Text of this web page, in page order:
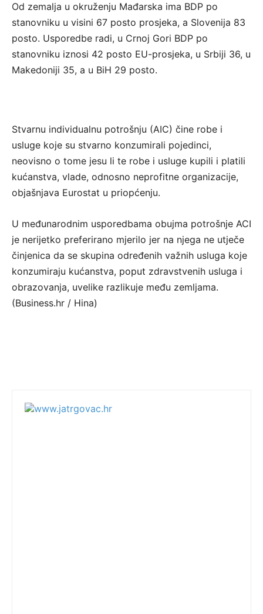
Od zemalja u okruženju Mađarska ima BDP po
stanovniku u visini 67 posto prosjeka, a Slovenija 83
posto. Usporedbe radi, u Crnoj Gori BDP po
stanovniku iznosi 42 posto EU-prosjeka, u Srbiji 36, u
Makedoniji 35, a u BiH 29 posto.
Stvarnu individualnu potrošnju (AIC) čine robe i
usluge koje su stvarno konzumirali pojedinci,
neovisno o tome jesu li te robe i usluge kupili i platili
kućanstva, vlade, odnosno neprofitne organizacije,
objašnjava Eurostat u priopćenju.
U međunarodnim usporedbama obujma potrošnje ACI
je nerijetko preferirano mjerilo jer na njega ne utječe
činjenica da se skupina određenih važnih usluga koje
konzumiraju kućanstva, poput zdravstvenih usluga i
obrazovanja, uvelike razlikuje među zemljama.
(Business.hr / Hina)